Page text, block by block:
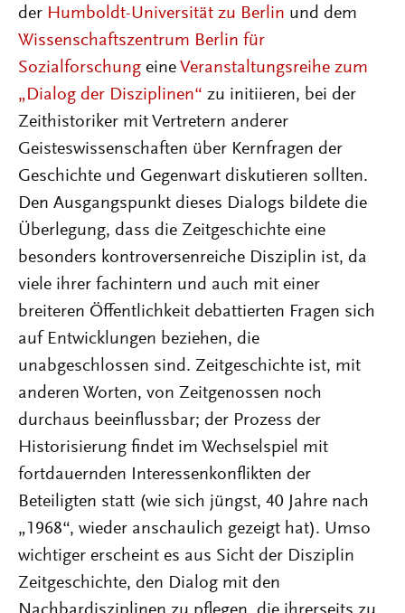
der Humboldt-Universität zu Berlin und dem
Wissenschaftszentrum Berlin für
Sozialforschung eine Veranstaltungsreihe zum
„Dialog der Disziplinen“ zu initiieren, bei der
Zeithistoriker mit Vertretern anderer
Geisteswissenschaften über Kernfragen der
Geschichte und Gegenwart diskutieren sollten.
Den Ausgangspunkt dieses Dialogs bildete die
Überlegung, dass die Zeitgeschichte eine
besonders kontroversenreiche Disziplin ist, da
viele ihrer fachintern und auch mit einer
breiteren Öffentlichkeit debattierten Fragen sich
auf Entwicklungen beziehen, die
unabgeschlossen sind. Zeitgeschichte ist, mit
anderen Worten, von Zeitgenossen noch
durchaus beeinflussbar; der Prozess der
Historisierung findet im Wechselspiel mit
fortdauernden Interessenkonflikten der
Beteiligten statt (wie sich jüngst, 40 Jahre nach
„1968“, wieder anschaulich gezeigt hat). Umso
wichtiger erscheint es aus Sicht der Disziplin
Zeitgeschichte, den Dialog mit den